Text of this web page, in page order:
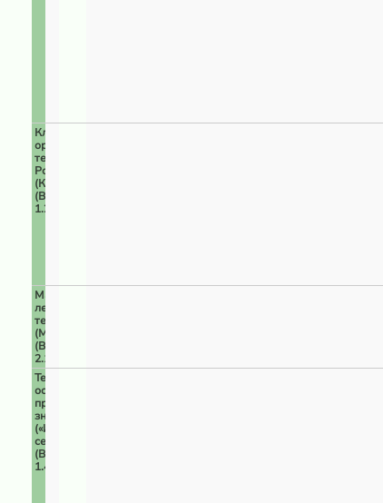
Ключевые
орнитологические
территории
России
(КОТР)
(ВПЦ
1.2)
Малонарушенные
лесные
территории
(МЛТ)
(ВПЦ
2.1)
Территории
особого
природоохранного
значения
(«Изумрудная
сеть»)
(ВПЦ
1.4)